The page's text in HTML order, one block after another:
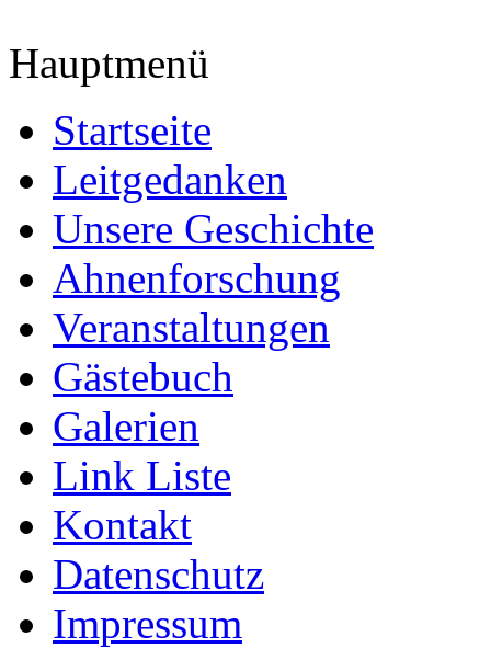
Hauptmenü
Startseite
Leitgedanken
Unsere Geschichte
Ahnenforschung
Veranstaltungen
Gästebuch
Galerien
Link Liste
Kontakt
Datenschutz
Impressum